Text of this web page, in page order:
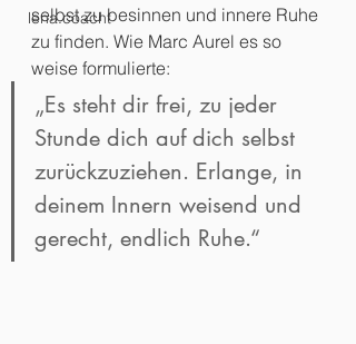
lena.coacht
selbst zu besinnen und innere Ruhe
zu finden. Wie Marc Aurel es so
weise formulierte:
„Es steht dir frei, zu jeder
Stunde dich auf dich selbst
zurückzuziehen. Erlange, in
deinem Innern weisend und
gerecht, endlich Ruhe.“